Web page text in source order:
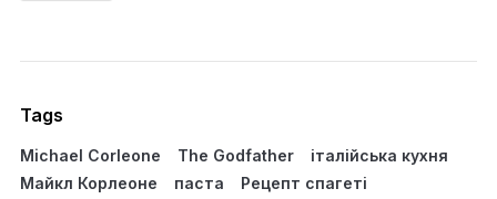
Tags
Michael Corleone The Godfather
італійська кухня
Майкл Корлеоне
паста
Рецепт спагеті